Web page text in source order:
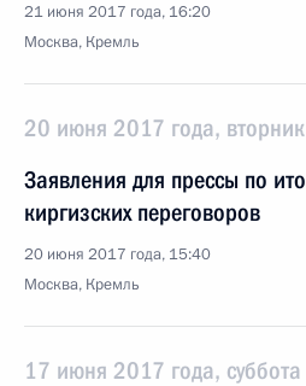
21 июня 2017 года, 16:20
Москва, Кремль
20 июня 2017 года, вторник
Заявления для прессы по
киргизских переговоров
20 июня 2017 года, 15:40
Москва, Кремль
17 июня 2017 года, суббота